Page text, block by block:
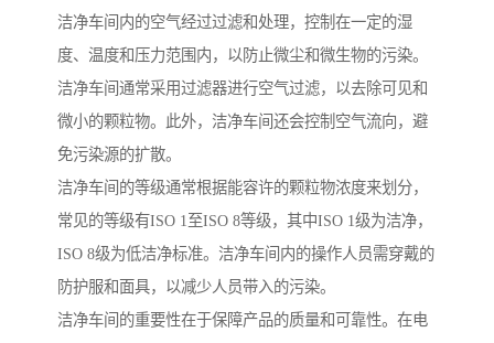
洁净车间内的空气经过过滤和处理，控制在一定的湿
度、温度和压力范围内，以防止微尘和微生物的污染。
洁净车间通常采用过滤器进行空气过滤，以去除可见和
微小的颗粒物。此外，洁净车间还会控制空气流向，避
免污染源的扩散。
洁净车间的等级通常根据能容许的颗粒物浓度来划分，
常见的等级有ISO 1至ISO 8等级，其中ISO 1级为洁净，
ISO 8级为低洁净标准。洁净车间内的操作人员需穿戴的
防护服和面具，以减少人员带入的污染。
洁净车间的重要性在于保障产品的质量和可靠性。在电